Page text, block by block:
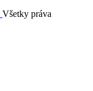
Všetky práva